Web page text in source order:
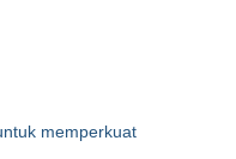
memperkuat